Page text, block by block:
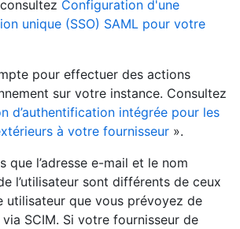
Configuration d'une
unique (SSO) SAML pour votre
pour effectuer des actions
sur votre instance. Consultez
d’authentification intégrée pour les
à votre fournisseur ».
que l’adresse e-mail et le nom
l’utilisateur sont différents de ceux
utilisateur que vous prévoyez de
SCIM. Si votre fournisseur de